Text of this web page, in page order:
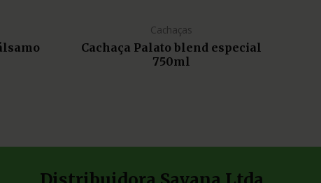
Cachaças
Cachaça Palato blend especial
750ml